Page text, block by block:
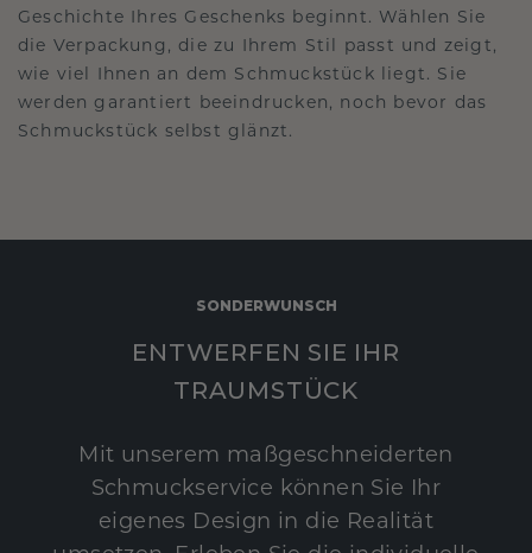
Geschichte Ihres Geschenks beginnt. Wählen Sie
die Verpackung, die zu Ihrem Stil passt und zeigt,
wie viel Ihnen an dem Schmuckstück liegt. Sie
werden garantiert beeindrucken, noch bevor das
Schmuckstück selbst glänzt.
SONDERWUNSCH
ENTWERFEN SIE IHR
TRAUMSTÜCK
Mit unserem maßgeschneiderten
Schmuckservice können Sie Ihr
eigenes Design in die Realität